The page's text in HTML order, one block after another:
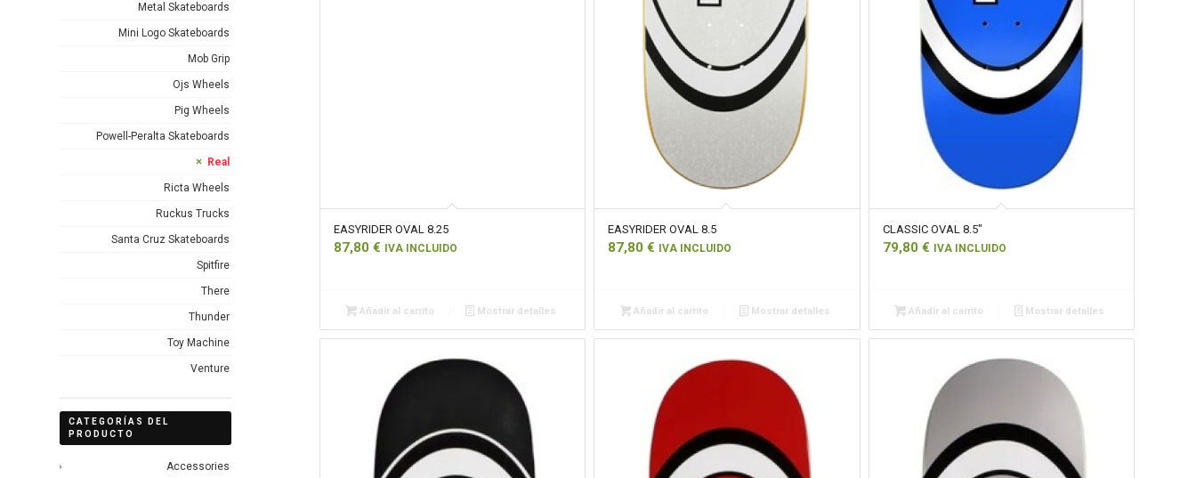
EASYRIDER OVAL 8.25
87,80 € IVA INCLUIDO
Añadir al carrito Mostrar detalles
EASYRIDER OVAL 8.5
87,80€ IVA INCLUIDO
Añadir al carrito Mostrar detalles
CLASSIC OVAL 8.5″
79,80 € IVA INCLUIDO
Añadir al carrito Mostrar detalles
Metal Skateboards
Mini Logo Skateboards
Mob Grip
Ojs Wheels
Pig Wheels
Powell-Peralta Skateboards
Real
Ricta Wheels
Ruckus Trucks
Santa Cruz Skateboards
Spitfire
There
Thunder
Toy Machine
Venture
CATEGORÍAS DEL
PRODUCTO
Accessories